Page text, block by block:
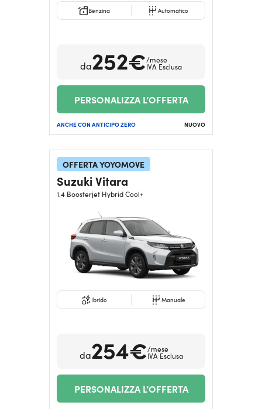
Benzina Automatico
da252€/mese
IVA Esclusa
PERSONALIZZA L’OFFERTA
ANCHE CON ANTICIPO ZERO NUOVO
OFFERTA YOYOMOVE
Suzuki Vitara
1.4 Boosterjet Hybrid Cool+
Ibrido Manuale
da254€/mese
IVA Esclusa
PERSONALIZZA L’OFFERTA